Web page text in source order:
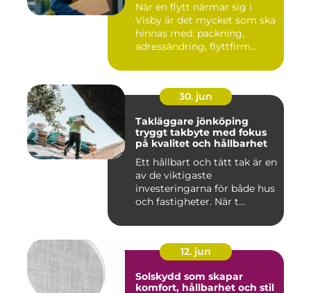
När en flytt närmar sig i
Visby är det mycket som ska
hinnas med: packning,
adressändring, flyttfirm...
30. jun
Takläggare jönköping
tryggt takbyte med fokus
på kvalitet och hållbarhet
Ett hållbart och tätt tak är en
av de viktigaste
investeringarna för både hus
och fastigheter. När t...
12. jun
Solskydd som skapar
komfort, hållbarhet och stil